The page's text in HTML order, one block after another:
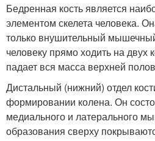
Бедренная кость является
элементом скелета человека.
только внушительный
человеку прямо ходить на двух
падает вся масса верхней
Дистальный (нижний) отдел
формировании колена. Он
медиального и латерального
образования сверху